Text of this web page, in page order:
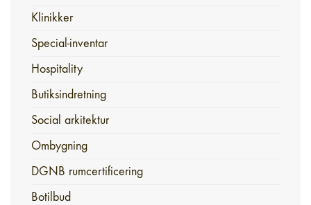
Klinikker
Special-inventar
Hospitality
Butiksindretning
Social arkitektur
Ombygning
DGNB rumcertificering
Botilbud